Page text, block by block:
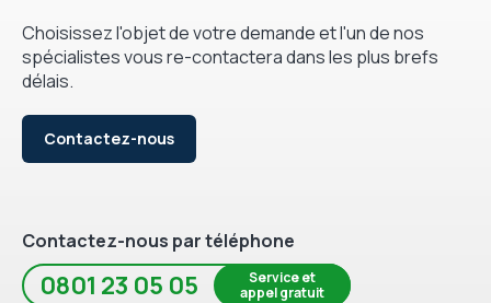
Choisissez l'objet de votre demande et l'un de nos
spécialistes vous re-contactera dans les plus brefs
délais.
Contactez-nous
Contactez-nous par téléphone
0801 23 05 05
Service et
appel gratuit